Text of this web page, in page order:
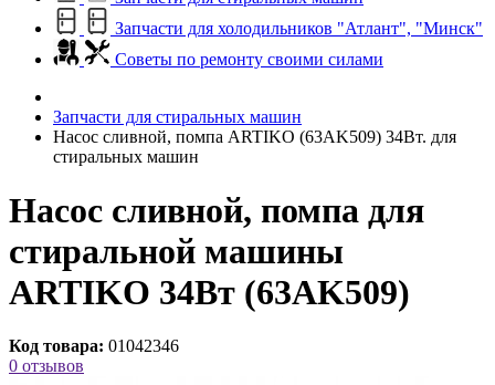
Запчасти для холодильников "Атлант", "Минск"
Советы по ремонту своими силами
Запчасти для стиральных машин
Насос сливной, помпа ARTIKO (63AK509) 34Вт. для
стиральных машин
Насос сливной, помпа для
стиральной машины
ARTIKO 34Вт (63AK509)
Код товара: 01042346
0 отзывов